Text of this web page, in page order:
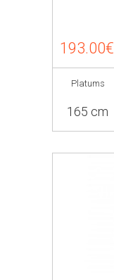
193.00€
Platums
165 cm